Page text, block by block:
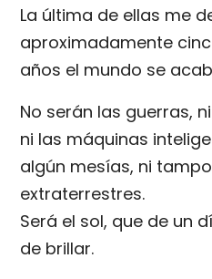
La última de ellas me
aproximadamente
años el mundo se
No serán las guerras,
ni las máquinas
algún mesías, ni
extraterrestres.
Será el sol, que de un
de brillar.